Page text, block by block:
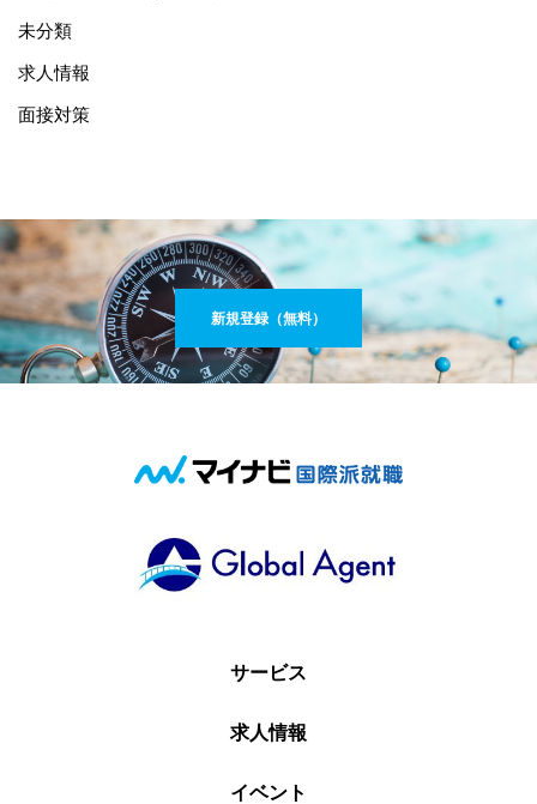
未分類
求人情報
面接対策
新規登録（無料）
サービス
求人情報
イベント